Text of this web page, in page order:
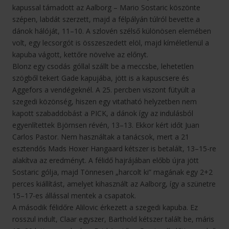
kapussal támadott az Aalborg – Mario Sostaric köszönte
szépen, labdát szerzett, majd a félpályán túlról bevette a
dánok hálóját, 11–10. A szlovén szélső különösen elemében
volt, egy lecsorgót is összeszedett elöl, majd kíméletlenül a
kapuba vágott, kettőre növelve az előnyt.
Blonz egy csodás góllal szállt be a meccsbe, lehetetlen
szögből tekert Gade kapujába, jött is a kapuscsere és
Aggefors a vendégeknél. A 25. percben viszont fütyült a
szegedi közönség, hiszen egy vitatható helyzetben nem
kapott szabaddobást a PICK, a dánok így az indulásból
egyenlítettek Björnsen révén, 13–13. Ekkor kért időt Juan
Carlos Pastor. Nem használtak a tanácsok, mert a 21
esztendős Mads Hoxer Hangaard kétszer is betalált, 13–15-re
alakítva az eredményt. A félidő hajrájában előbb újra jött
Sostaric gólja, majd Tönnesen „harcolt ki” magának egy 2+2
perces kiállítást, amelyet kihasznált az Aalborg, így a szünetre
15–17-es állással mentek a csapatok.
A második félidőre Alilovic érkezett a szegedi kapuba. Ez
rosszul indult, Claar egyszer, Barthold kétszer talált be, máris